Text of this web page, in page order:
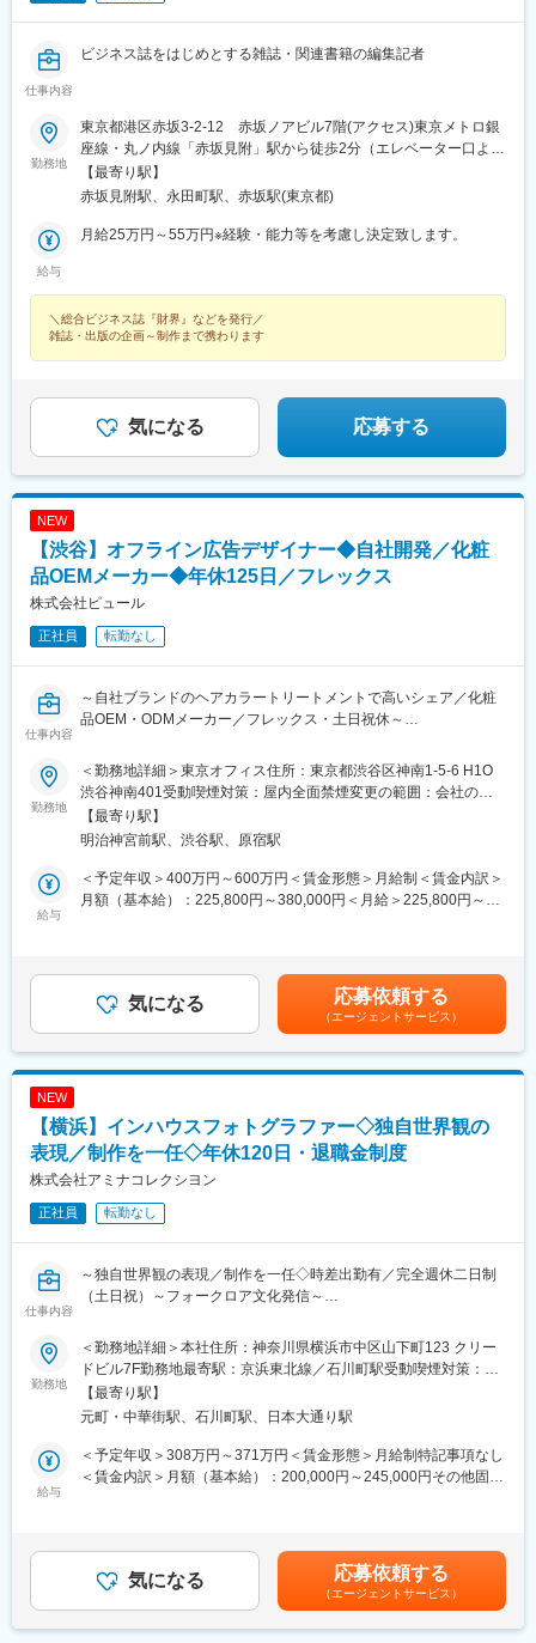
仕事内容
ビジネス誌をはじめとする雑誌・関連書籍の編集記者
勤務地
東京都港区赤坂3-2-12 赤坂ノアビル7階(アクセス)東京メトロ銀
座線・丸ノ内線「赤坂見附」駅から徒歩2分（エレベーター口より
30秒）東京メトロ千代田線「赤坂」駅から徒歩5分東京メトロ南
北線・半蔵門線・有楽町線「永田町」駅から徒歩8分東京メトロ銀
【最寄り駅】
赤坂見附駅、永田町駅、赤坂駅(東京都)
給与
月給25万円～55万円※経験・能力等を考慮し決定致します。
＼総合ビジネス誌『財界』などを発行／
雑誌・出版の企画～制作まで携わります
気になる 応募する
NEW
【渋谷】オフライン広告デザイナー◆自社開発／化粧
品OEMメーカー◆年休125日／フレックス
株式会社ピュール
正社員 転勤なし
仕事内容
～自社ブランドのヘアカラートリートメントで高いシェア／化粧
品OEM・ODMメーカー／フレックス・土日祝休～
■業務内容：
・オフライン広告のデザインやオペレーションをメインに、自社
製品の新規顧客獲得に関わる各種デザインの販促物作成を担当い
ただきます。
（オフラインの制作物が 9 割、オンラインが 1 割程度の想定で
す）
・新聞広告や折込チラシ、その他にもインフォマーシャルなど
■組織構成：
・オフライン新規集客課：男性（30代）※兼務
アル店舗での販売まで一気通貫で展開を行っております。
◇ブランディング、販売展開ノウハウ
当社の主力製品「利尻ヘアカラーシリーズ」の累計販売本数は
ランドシェアはトップクラスで、人気商品です。
勤務地
＜勤務地詳細＞東京オフィス住所：東京都渋谷区神南1-5-6 H1O
渋谷神南401受動喫煙対策：屋内全面禁煙変更の範囲：会社の定
める事業所（リモートワーク含む）
【最寄り駅】
明治神宮前駅、渋谷駅、原宿駅
給与
＜予定年収＞400万円～600万円＜賃金形態＞月給制＜賃金内訳＞
月額（基本給）：225,800円～380,000円＜月給＞225,800円～
価による変動がございます。賃金はあくまでも目安の金額であ
り、選考を通じて上下する可能性があります。月給(月額)は固定手
当を含めた表記です。
気になる 応募依頼する
（エージェントサービス）
NEW
【横浜】インハウスフォトグラファー◇独自世界観の
表現／制作を一任◇年休120日・退職金制度
株式会社アミナコレクシヨン
正社員 転勤なし
仕事内容
～独自世界観の表現／制作を一任◇時差出勤有／完全週休二日制
（土日祝）～フォークロア文化発信～
世界各地の文化を取り入れた商品を展開する当社で、自社ブラン
ドの魅力を写真で伝えるフォトグラファーを募集します。
■採用背景
事業拡大に伴い、自社ブランドを横断して撮影・編集を担うフォ
トグラファー体制を強化するため。
ど幅広いアイテムを扱い、各ブランドの世界観を理解した上で構
図設計、ライティング、背景設定などを進めます。撮影後は
LightroomやPhotoshopを用い、トリミング、色味の調整、不要物
勤務地
＜勤務地詳細＞本社住所：神奈川県横浜市中区山下町123 クリー
ドビル7F勤務地最寄駅：京浜東北線／石川町駅受動喫煙対策：屋
内全面禁煙変更の範囲：会社の定める事業所
【最寄り駅】
元町・中華街駅、石川町駅、日本大通り駅
給与
＜予定年収＞308万円～371万円＜賃金形態＞月給制特記事項なし
＜賃金内訳＞月額（基本給）：200,000円～245,000円その他固定
与：年2回賃金はあくまでも目安の金額であり、選考を通じて上下
する可能性があります。月給(月額)は固定手当を含めた表記です。
気になる 応募依頼する
（エージェントサービス）